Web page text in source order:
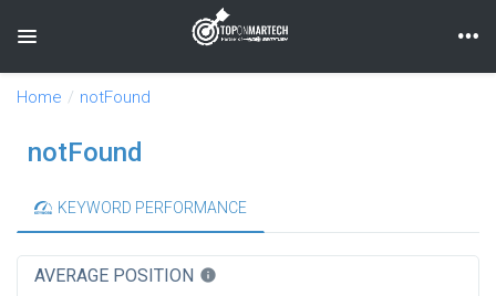
Toggle navigation
Home notFound
notFound
KEYWORD PERFORMANCE
AVERAGE POSITION info